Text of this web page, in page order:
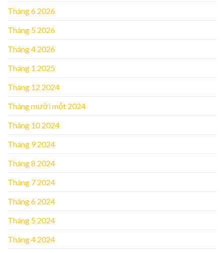
Tháng 6 2026
Tháng 5 2026
Tháng 4 2026
Tháng 1 2025
Tháng 12 2024
Tháng mười một 2024
Tháng 10 2024
Tháng 9 2024
Tháng 8 2024
Tháng 7 2024
Tháng 6 2024
Tháng 5 2024
Tháng 4 2024